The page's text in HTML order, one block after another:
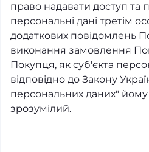
право надавати доступ та
персональні дані третім
додаткових повідомлень
виконання замовлення
Покупця, як суб'єкта
відповідно до Закону
персональних даних" йому
зрозумілий.